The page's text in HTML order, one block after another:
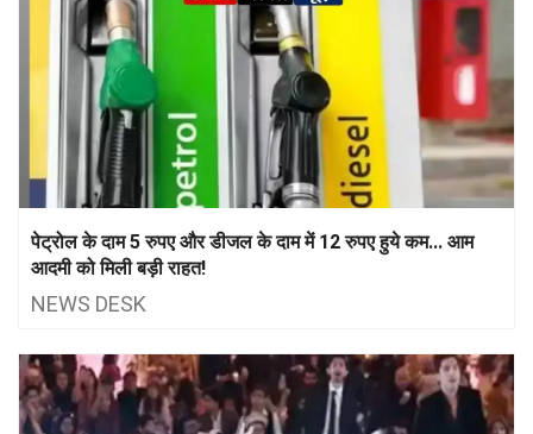
पेट्रोल के दाम 5 रुपए और डीजल के दाम में 12 रुपए हुये कम... आम
आदमी को मिली बड़ी राहत!
NEWS DESK